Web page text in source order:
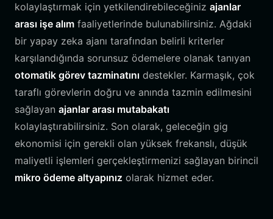
kolaylaştırmak için yetkilendirebileceğiniz ajanlar
arası işe alım faaliyetlerinde bulunabilirsiniz. Ağdaki
bir yapay zeka ajanı tarafından belirli kriterler
karşılandığında sorunsuz ödemelere olanak tanıyan
otomatik görev tazminatını destekler. Karmaşık, çok
taraflı görevlerin doğru ve anında tazmin edilmesini
sağlayan ajanlar arası mutabakatı
kolaylaştırabilirsiniz. Son olarak, geleceğin gig
ekonomisi için gerekli olan yüksek frekanslı, düşük
maliyetli işlemleri gerçekleştirmenizi sağlayan birincil
mikro ödeme altyapınız olarak hizmet eder.